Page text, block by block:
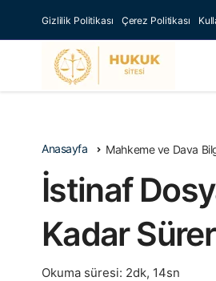
Gizlilik Politikası Çerez Politikası
Anasayfa Mahkeme ve Dava
İstinaf
Kadar
Okuma süresi: 2dk, 14sn